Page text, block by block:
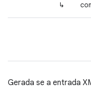
↳
Gerada se a entrada